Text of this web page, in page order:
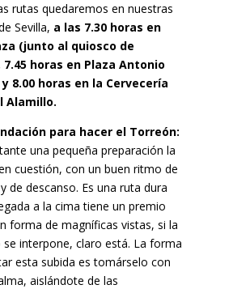
rutas quedaremos en nuestras
Sevilla, a las 7.30 horas en
(junto al quiosco de
7.45 horas en Plaza Antonio
8.00 horas en la Cervecería
Alamillo.
para hacer el Torreón:
una pequeña preparación la
cuestión, con un buen ritmo de
de descanso. Es una ruta dura
a la cima tiene un premio
forma de magníficas vistas, si la
se interpone, claro está. La forma
esta subida es tomárselo con
aislándote de las